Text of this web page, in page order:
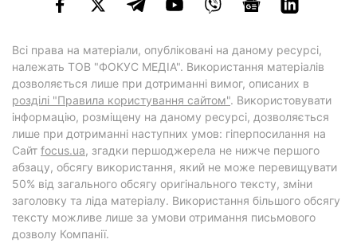
Всі права на матеріали, опубліковані на даному ресурсі,
належать ТОВ "ФОКУС МЕДІА". Використання матеріалів
дозволяється лише при дотриманні вимог, описаних в
розділі "Правила користування сайтом". Використовувати
інформацію, розміщену на даному ресурсі, дозволяється
лише при дотриманні наступних умов: гіперпосилання на
Cайт focus.ua, згадки першоджерела не нижче першого
абзацу, обсягу використання, який не може перевищувати
50% від загального обсягу оригінального тексту, зміни
заголовку та ліда матеріалу. Використання більшого обсягу
тексту можливе лише за умови отримання письмового
дозволу Компанії.